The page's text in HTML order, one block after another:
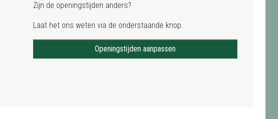
Zijn de openingstijden anders?
Laat het ons weten via de onderstaande knop.
Openingstijden aanpassen